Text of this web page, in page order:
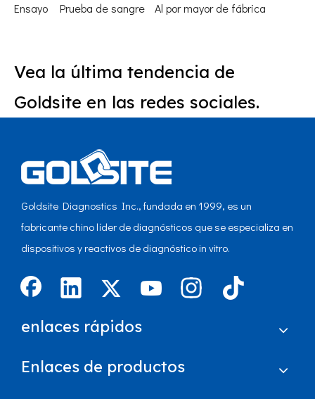
Ensayo
Prueba de sangre Al por mayor de fábrica
Vea la última tendencia de
Goldsite en las redes sociales.
Goldsite Diagnostics Inc., fundada en 1999, es un
fabricante chino líder de diagnósticos que se especializa en
dispositivos y reactivos de diagnóstico in vitro.
enlaces rápidos
Enlaces de productos